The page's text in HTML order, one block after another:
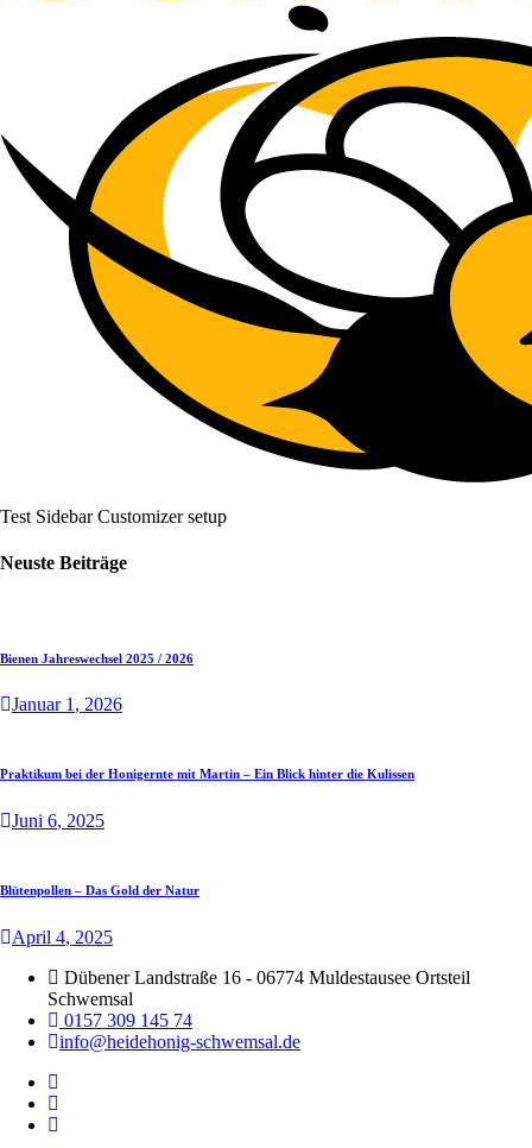
Test Sidebar Customizer setup
Neuste Beiträge
Bienen Jahreswechsel 2025 / 2026
Januar 1, 2026
Praktikum bei der Honigernte mit Martin – Ein Blick hinter die Kulissen
Juni 6, 2025
Blütenpollen – Das Gold der Natur
April 4, 2025
Dübener Landstraße 16 - 06774 Muldestausee Ortsteil
Schwemsal
0157 309 145 74
info@heidehonig-schwemsal.de